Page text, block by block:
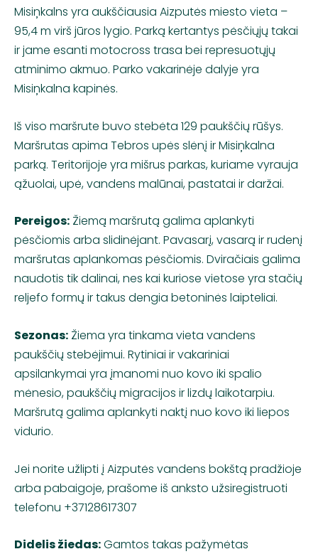
Misiņkalns yra aukščiausia Aizputės miesto vieta –
95,4 m virš jūros lygio. Parką kertantys pėsčiųjų takai
ir jame esanti motocross trasa bei represuotųjų
atminimo akmuo. Parko vakarinėje dalyje yra
Misiņkalna kapinės.
Iš viso maršrute buvo stebėta 129 paukščių rūšys.
Maršrutas apima Tebros upės slėnį ir Misiņkalna
parką. Teritorijoje yra mišrus parkas, kuriame vyrauja
ąžuolai, upė, vandens malūnai, pastatai ir daržai.
Pereigos: Žiemą maršrutą galima aplankyti
pėsčiomis arba slidinėjant. Pavasarį, vasarą ir rudenį
maršrutas aplankomas pėsčiomis. Dviračiais galima
naudotis tik dalinai, nes kai kuriose vietose yra stačių
reljefo formų ir takus dengia betoninės laipteliai.
Sezonas: Žiema yra tinkama vieta vandens
paukščių stebėjimui. Rytiniai ir vakariniai
apsilankymai yra įmanomi nuo kovo iki spalio
mėnesio, paukščių migracijos ir lizdų laikotarpiu.
Maršrutą galima aplankyti naktį nuo kovo iki liepos
vidurio.
Jei norite užlipti į Aizputės vandens bokštą pradžioje
arba pabaigoje, prašome iš anksto užsiregistruoti
telefonu +37128617307
Didelis žiedas:Gamtos takas pažymėtas